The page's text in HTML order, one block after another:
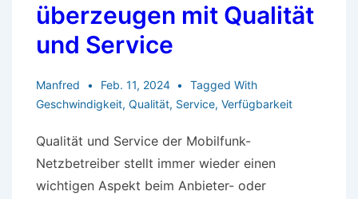
überzeugen mit Qualität
und Service
Manfred Feb. 11, 2024
Tagged With
Geschwindigkeit, Qualität, Service, Verfügbarkeit
Qualität und Service der Mobilfunk-
Netzbetreiber stellt immer wieder einen
wichtigen Aspekt beim Anbieter- oder